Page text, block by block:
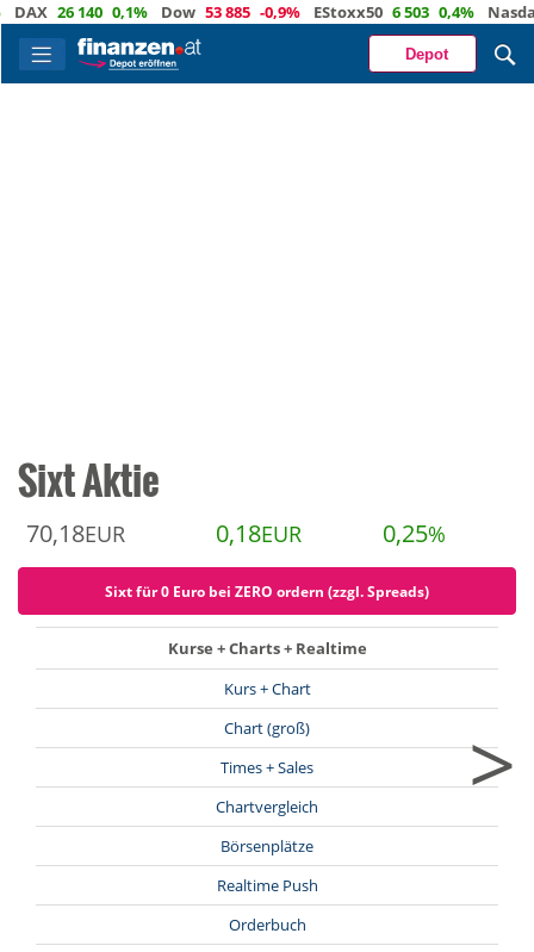
26 140 0,1% Dow 53 885 -0,9% EStoxx50 6 503 0,4% Nasdaq
Depot
Sixt Aktie
70,18EUR 0,18EUR 0,25%
Sixt für 0 Euro bei ZERO ordern (zzgl. Spreads)
Kurse + Charts + Realtime
Kurs + Chart
Chart (groß)
Times + Sales
Chartvergleich
Börsenplätze
Realtime Push
Orderbuch
>